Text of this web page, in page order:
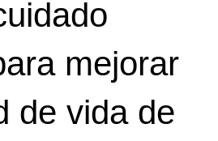
mejorar
de vida de